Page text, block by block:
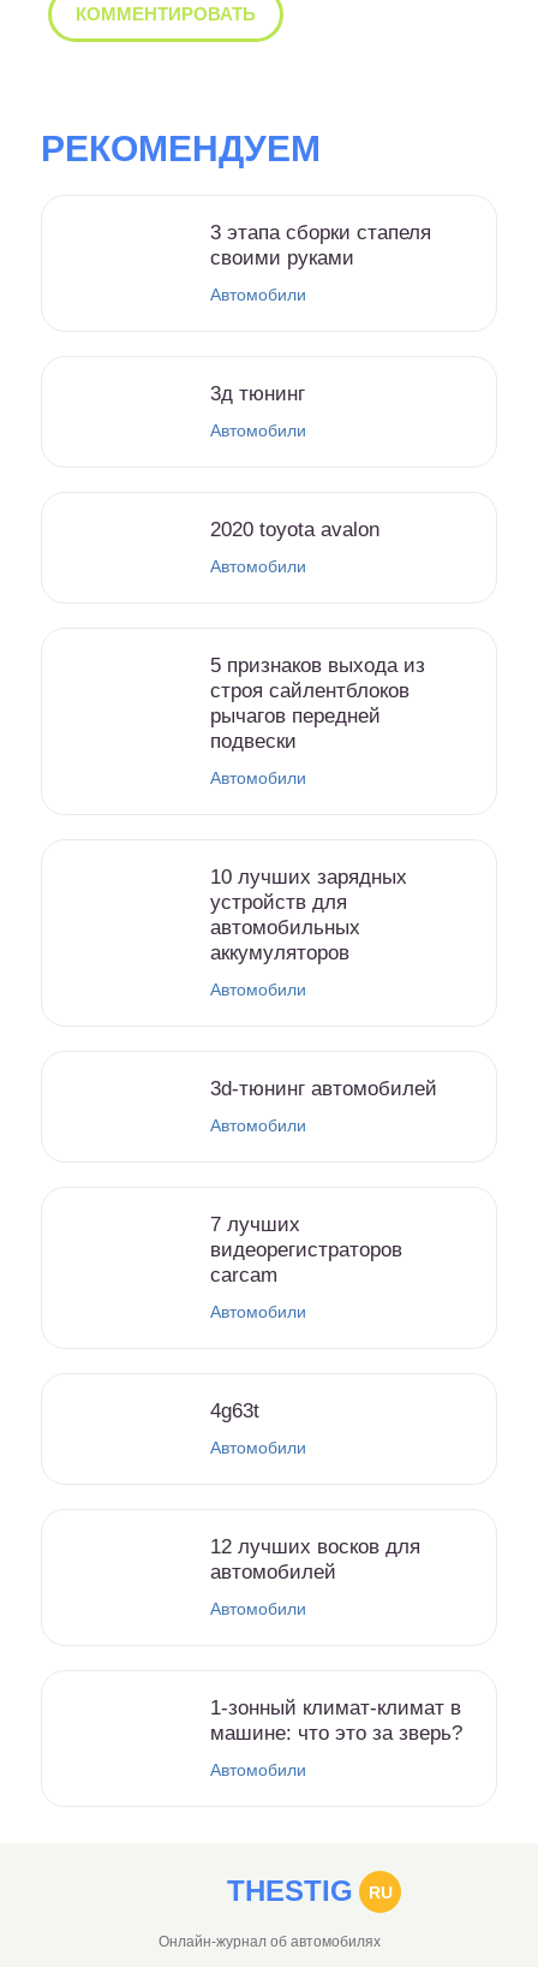
РЕКОМЕНДУЕМ
3 этапа сборки стапеля
своими руками
Автомобили
3д тюнинг
Автомобили
2020 toyota avalon
Автомобили
5 признаков выхода из
строя сайлентблоков
рычагов передней
подвески
Автомобили
10 лучших зарядных
устройств для
автомобильных
аккумуляторов
Автомобили
3d-тюнинг автомобилей
Автомобили
7 лучших
видеорегистраторов
carcam
Автомобили
4g63t
Автомобили
12 лучших восков для
автомобилей
Автомобили
1-зонный климат-климат в
машине: что это за зверь?
Автомобили
THESTIG RU
Онлайн-журнал об автомобилях